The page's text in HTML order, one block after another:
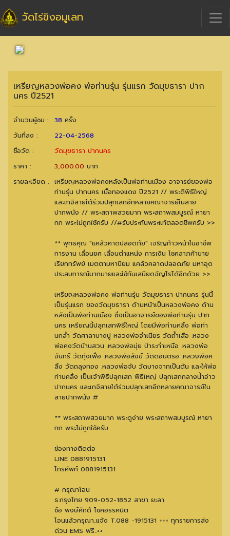
วัดไร่ขิงอมูเลท
เหรียญหลวงพ่อคง พ่อท่านรุ่น รุ่นแรก วัดมุขธารา ปาก
นคร ปี2521
จำนวนผู้ชม : 38 ครั้ง
วันที่ลง :
22-04-2568
ชื่อวัด :
วัดมุขธารา ปากนคร
ราคา :
3,000.00 บาท
รายละเอียด : เหรียญหลวงพ่อคงหลังเป็นพ่อท่านเมือง อาจารย์ของพ่อ
ท่านรุ่น ปากนคร เนื้อทองแดง ปี2521 // พระดีพิธีใหญ่
และเกจิสายใต้ร่วมปลุกเสกอีกหลายคณาจารย์ในสาย
ปากพนัง // พระสถาพสวยมาก พระสถาพสมบูรณ์ หายา
กก พระไม่ถูกใช้ครับ //#รับประกันพระแท้ตลอดชีพครับ >>
** พุทธคุณ "แคล้วคาดปลอดภัย" เจริญก้าวหน้าในอาชีพ
การงาน เลื่อนยศ เลื่อนตำแหน่ง การเงิน โชคลาภค้าขาย
เรียกทรัพย์ เมตตามหานิยม แคล้วคลาดปลอดภัย มหาอุด
ประสบการณ์มากมายและใช้กันเสนียดจัญไรได้อีกด้วย >>
เหรียญหลวงพ่อคง พ่อท่านรุ่น วัดมุขธารา ปากนคร รุ่นนี้
เป็นรุ่นแรก ของวัดมุขธารา ด้านหน้าเป็นหลวงพ่อคง ด้าน
หลังเป็นพ่อท่านเมือง ซึ่งเป็นอาจารย์ของพ่อท่านรุ่น ปาก
นคร เหรียญนี้ปลุกเสกพิธีใหญ่ โดยมีพ่อท่านคลิ้ง พ่อท่า
นกลํ่า วัดศาลาบางปู หลวงพ่อจำเนียร วัดถ้ำเสือ .หลวง
พ่อคงวัดบ้านสวน .หลวงพ่อมุ่ย ป่าระกำเหนือ .หลวงพ่อ
จันทร์ วัดทุ่งเฟื่อ .หลวงพ่อสังข์ วัดดอนตรอ .หลวงพ่อค
ลิ้ง วัดถลุงทอง .หลวงพ่อจับ วัดบางจากเป็นต้น และให้พ่อ
ท่านคลิ้ง เป็นเจ้าพิธีปลุกเสก พิธีใหญ่ ปลุกเสกกลางนํ้าอ่าว
ปากนคร และเกจิสายใต้ร่วมปลุกเสกอีกหลายคณาจารย์ใน
สายปากพนัง #
** พระสถาพสวยมาก พระดูง่าย พระสถาพสมบูรณ์ หายา
กก พระไม่ถูกใช้ครับ
ช่องทางติดต่อ
LINE 0881915131
โทรศัพท์ 0881915131
# กรุณาโอน
ธ.กรุงไทย 909-052-1852 สาขา ยะลา
ชือ พงษ์ศักดิ์ โชคอรรคนิต
โอนแล้วกรุณา..แจ้ง T.088 -1915131 +++ ทุกรายการส่ง
ด่วน EMS ฟรี..++